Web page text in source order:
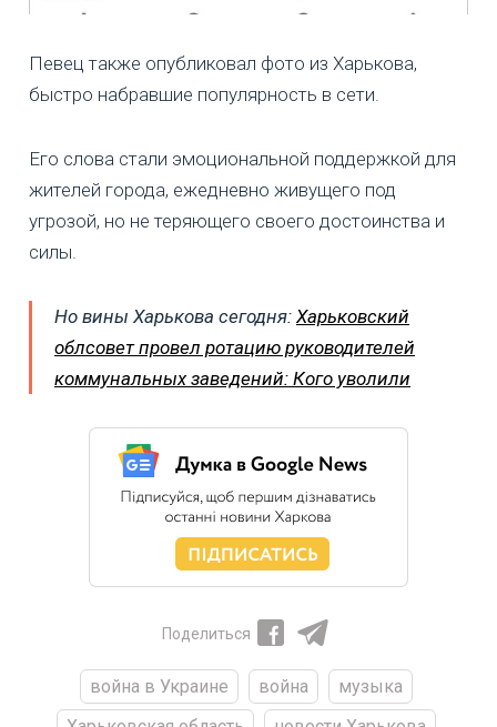
Певец также опубликовал фото из Харькова,
быстро набравшие популярность в сети.
Его слова стали эмоциональной поддержкой для
жителей города, ежедневно живущего под
угрозой, но не теряющего своего достоинства и
силы.
Но вины Харькова сегодня: Харьковский
облсовет провел ротацию руководителей
коммунальных заведений: Кого уволили
Поделиться
война в Украине война
музыка